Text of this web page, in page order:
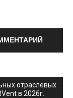
отраслевых
в 2026г.